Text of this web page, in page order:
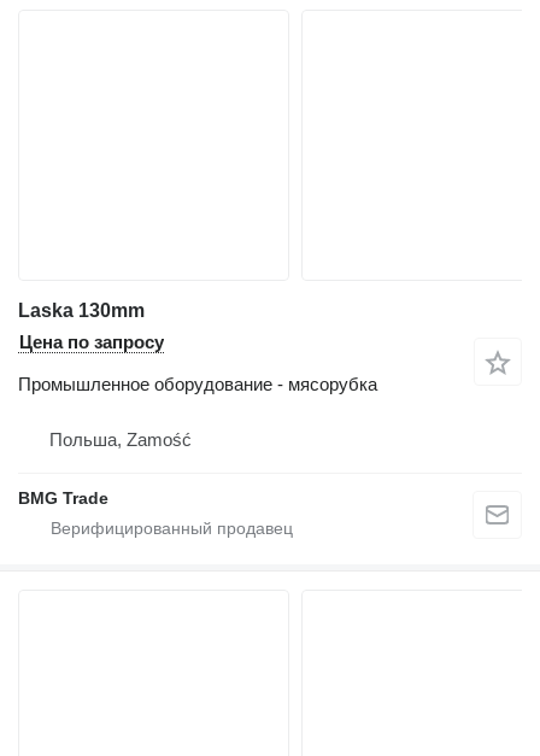
Laska 130mm
Цена по запросу
Промышленное оборудование - мясорубка
Польша, Zamość
BMG Trade